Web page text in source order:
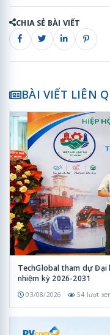
CHIA SẺ BÀI VIẾT
BÀI VIẾT LIÊN
TechGlobal tham dự Đại
nhiệm kỳ 2026-2031
03/08/2026 54 lượt